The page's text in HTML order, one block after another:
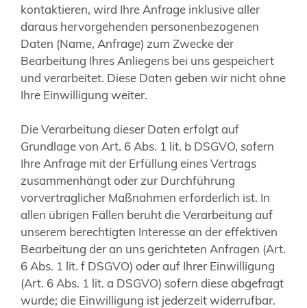
kontaktieren, wird Ihre Anfrage inklusive aller
daraus hervorgehenden personenbezogenen
Daten (Name, Anfrage) zum Zwecke der
Bearbeitung Ihres Anliegens bei uns gespeichert
und verarbeitet. Diese Daten geben wir nicht ohne
Ihre Einwilligung weiter.
Die Verarbeitung dieser Daten erfolgt auf
Grundlage von Art. 6 Abs. 1 lit. b DSGVO, sofern
Ihre Anfrage mit der Erfüllung eines Vertrags
zusammenhängt oder zur Durchführung
vorvertraglicher Maßnahmen erforderlich ist. In
allen übrigen Fällen beruht die Verarbeitung auf
unserem berechtigten Interesse an der effektiven
Bearbeitung der an uns gerichteten Anfragen (Art.
6 Abs. 1 lit. f DSGVO) oder auf Ihrer Einwilligung
(Art. 6 Abs. 1 lit. a DSGVO) sofern diese abgefragt
wurde; die Einwilligung ist jederzeit widerrufbar.